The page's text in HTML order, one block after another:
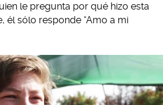
le pregunta por qué hizo esta
él sólo responde “Amo a mi